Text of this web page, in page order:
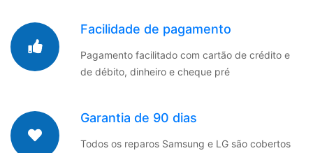
Facilidade de pagamento
Pagamento facilitado com cartão de crédito e
de débito, dinheiro e cheque pré
Garantia de 90 dias
Todos os reparos Samsung e LG são cobertos